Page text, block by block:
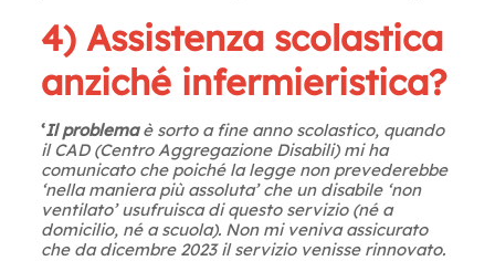
4) Assistenza scolastica
anziché infermieristica?
‘Il problemaè sorto a fine anno scolastico, quando
il CAD (Centro Aggregazione Disabili) mi ha
comunicato che poiché la legge non prevederebbe
‘nella maniera più assoluta’ che un disabile ‘non
ventilato’ usufruisca di questo servizio (né a
domicilio, né a scuola). Non mi veniva assicurato
che da dicembre 2023 il servizio venisse rinnovato.